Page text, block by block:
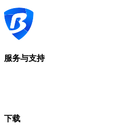
服务与支持
下载